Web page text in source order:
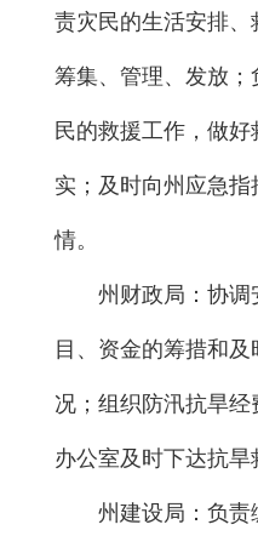
责灾民的生活安排
筹集、管理、发放
民的救援工作，做
实；及时向州应急
情。
州财政局：协调
目、资金的筹措和
况；组织防汛抗旱
办公室及时下达抗旱
州建设局：负责